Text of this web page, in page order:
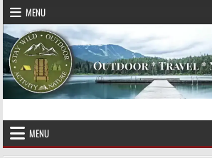
Skip to content
MENU
STAY WILD – OUTDOOR
MENU